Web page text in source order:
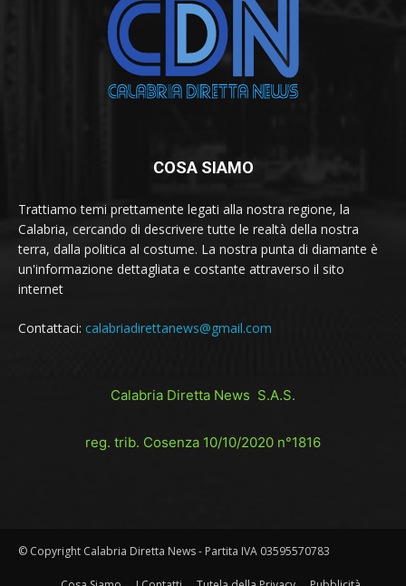
COSA SIAMO
Trattiamo temi prettamente legati alla nostra regione, la
Calabria, cercando di descrivere tutte le realtà della nostra
terra, dalla politica al costume. La nostra punta di diamante è
un'informazione dettagliata e costante attraverso il sito
internet
Contattaci: calabriadirettanews@gmail.com
Calabria Diretta News S.A.S.
reg. trib. Cosenza 10/10/2020 n°1816
© Copyright Calabria Diretta News - Partita IVA 03595570783